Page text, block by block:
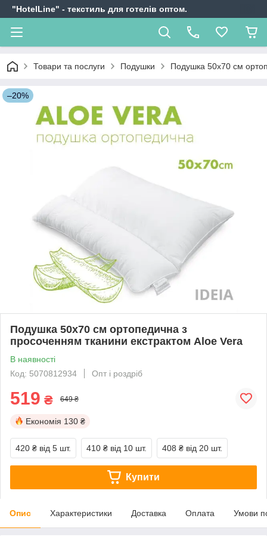
"HotelLine" - текстиль для готелів оптом.
Товари та послуги Подушки Подушка 50х70 см
–20%
Подушка 50х70 см ортопедична з
просоченням тканини екстрактом Aloe Vera
В наявності
Код: 5070812934
Опт і роздріб
519 ₴ 649 ₴
Економія 130 ₴
420 ₴ від 5 шт. 410 ₴ від 10 шт. 408 ₴ від 20 шт.
Купити
Опис Характеристики Доставка Оплата Умови